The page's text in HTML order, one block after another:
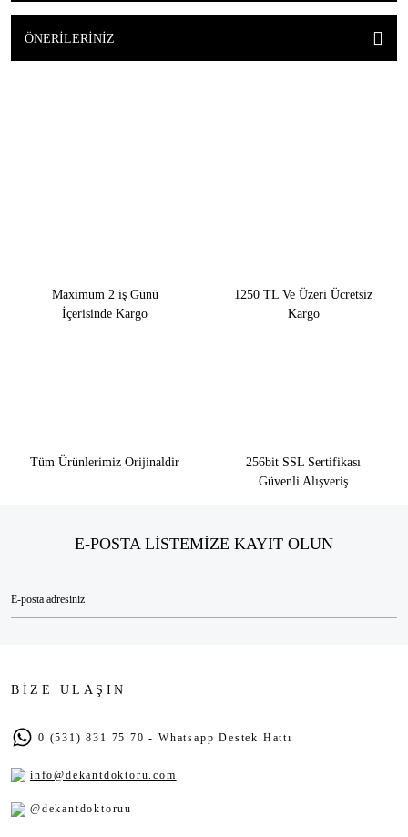
ÖNERILERINIZ
Maximum 2 iş Günü
İçerisinde Kargo
1250 TL Ve Üzeri Ücretsiz
Kargo
Tüm Ürünlerimiz Orijinaldir
256bit SSL Sertifikası
Güvenli Alışveriş
E-POSTA LİSTEMİZE KAYIT OLUN
BİZE ULAŞIN
0 (531) 831 75 70 - Whatsapp Destek Hattı
info@dekantdoktoru.com
@dekantdoktoruu